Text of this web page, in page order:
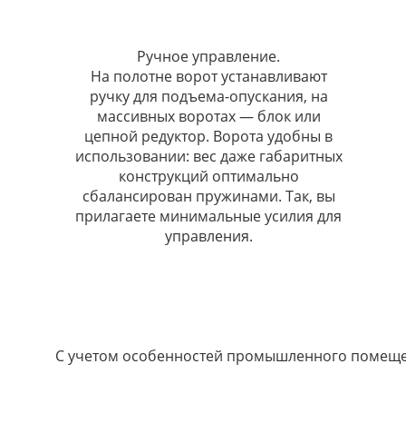
Ручное управление.
На полотне ворот устанавливают
ручку для подъема-опускания, на
массивных воротах — блок или
цепной редуктор. Ворота удобны в
использовании: вес даже габаритных
конструкций оптимально
сбалансирован пружинами. Так, вы
прилагаете минимальные усилия для
управления.
С учетом особенностей промышленного